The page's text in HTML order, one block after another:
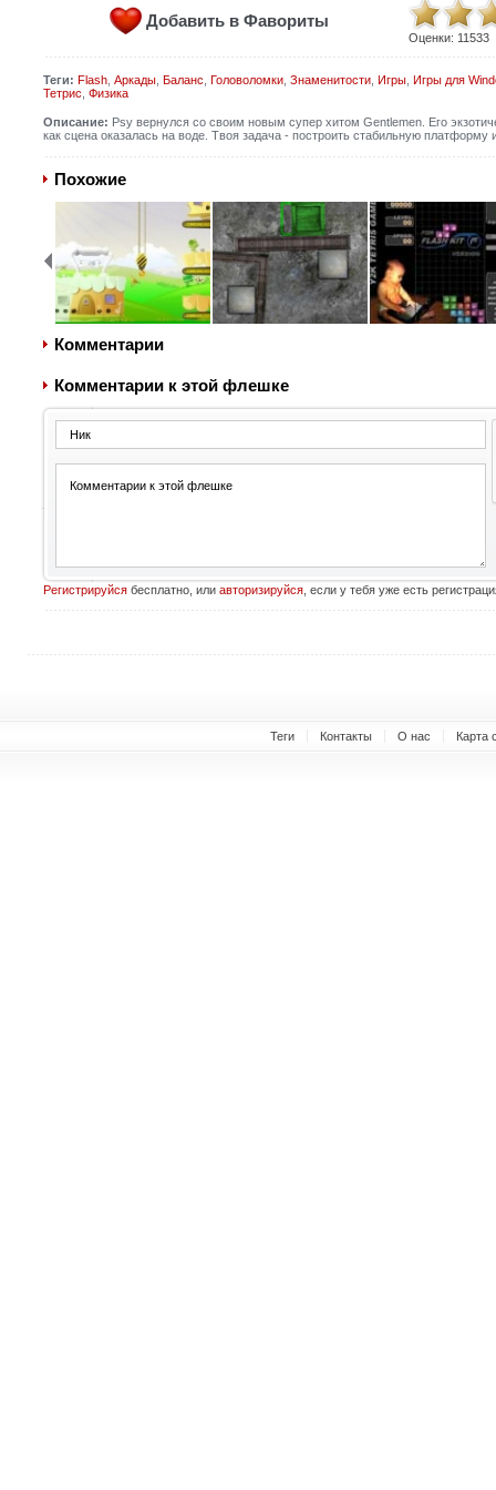
Добавить в Фавориты
Оценки: 11533
Теги: Flash, Аркады, Баланс Головоломки, Знаменитости, Игры, Игры для
Тетрис Физика
Описание: Psy вернулся со своим новым супер хитом Gentlemen. Его
как сцена оказалась на воде. Твоя задача - построить стабильную
Похожие
Комментарии
Комментарии к этой флешке
Регистрируйсябесплатно, или авторизируйся, если у тебя уже есть
Теги Контакты О нас Карта